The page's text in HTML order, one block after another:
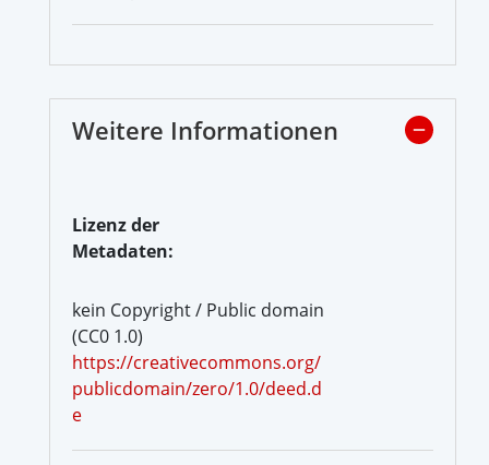
Weitere Informationen
Lizenz der
Metadaten:
kein Copyright / Public domain
(CC0 1.0)
https://creativecommons.org/
publicdomain/zero/1.0/deed.d
e